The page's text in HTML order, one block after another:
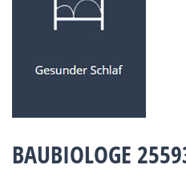
BAUBIOLOGE